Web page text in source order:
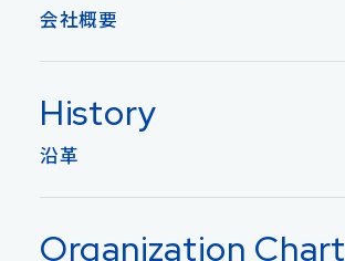
会社概要
History
沿革
Organization Chart